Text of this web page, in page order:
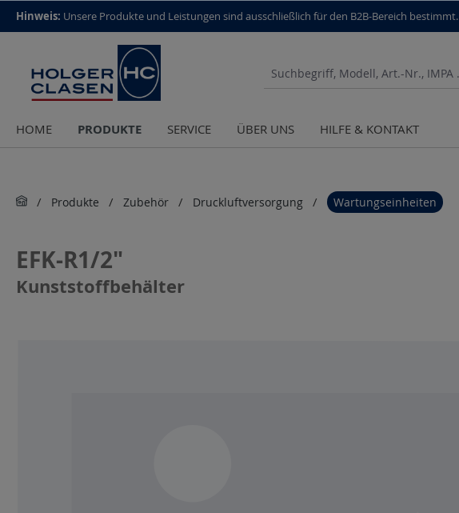
top scroll helper
Hinweis: Unsere Produkte und Leistungen sind aus­schließlich für den B2B-Bereich bestimmt.
HOME PRODUKTE SERVICE ÜBER UNS HILFE & KONTAKT
Produkte Zubehör Druckluftversorgung Wartungseinheiten
EFK-R1/2"
Kunststoffbehälter